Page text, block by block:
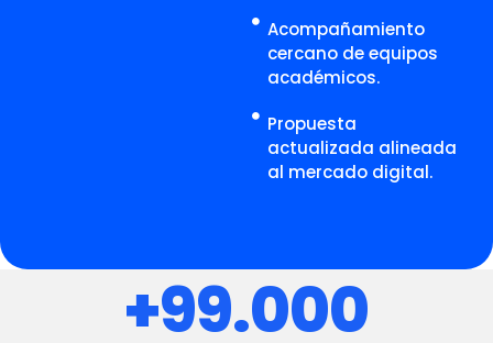
Acompañamiento
cercano de equipos
académicos.
Propuesta
actualizada alineada
al mercado digital.
+99.000